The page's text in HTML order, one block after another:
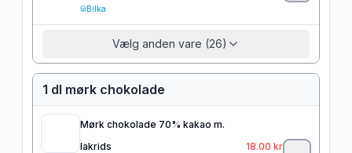
Bilka
Vælg anden vare (26)
1 dl mørk chokolade
Mørk chokolade 70% kakao m.
lakrids
18.00 kr